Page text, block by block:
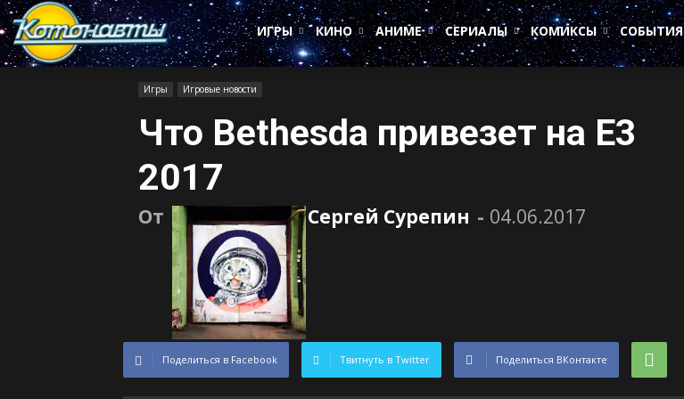
Котонавты
ИГРЫ
КИНО АНИМЕ СЕРИАЛЫ КОМИКСЫ СОБЫТИЯ
Игры Игровые новости
Что Bethesda привезет на E3
2017
От Сергей Сурепин - 04.06.2017
Поделиться в Facebook Твитнуть в Twitter Поделиться ВКонтакте